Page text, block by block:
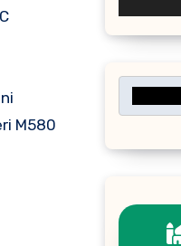
M580